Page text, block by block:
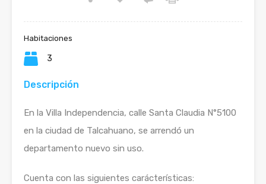
Habitaciones
3
Descripción
En la Villa Independencia, calle Santa Claudia N°5100
en la ciudad de Talcahuano, se arrendó un
departamento nuevo sin uso.
Cuenta con las siguientes carácterísticas: